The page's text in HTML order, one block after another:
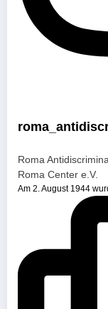
Roma
Roma Center e.V.
Am 2. August 1944